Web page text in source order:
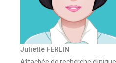
Juliette FERLIN